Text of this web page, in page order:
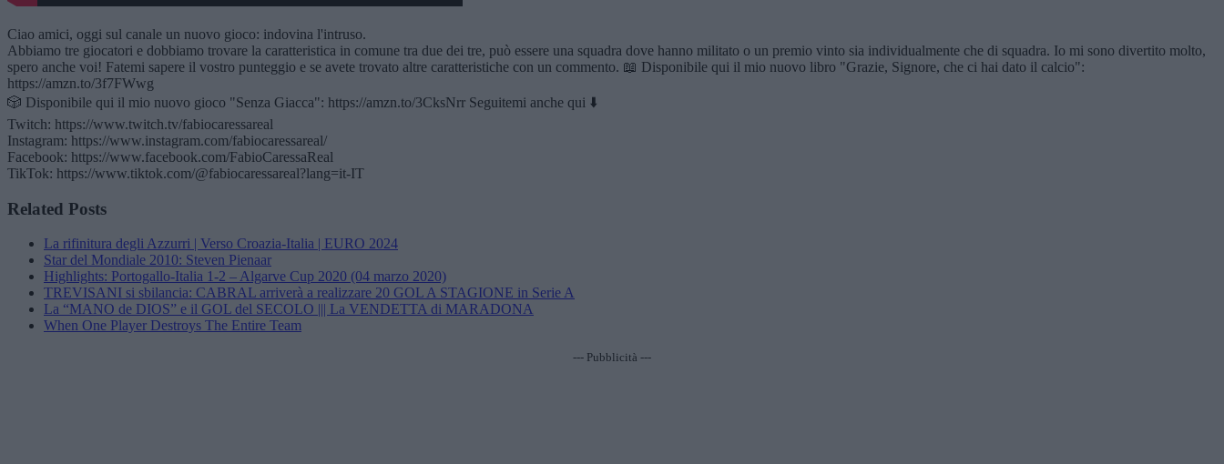
Ciao amici, oggi sul canale un nuovo gioco: indovina l'intruso.
Abbiamo tre giocatori e dobbiamo trovare la caratteristica in comune tra due dei tre, può essere una squadra dove hanno militato o un premio vinto sia individualmente che di squadra. Io mi sono divertito molto,
spero anche voi! Fatemi sapere il vostro punteggio e se avete trovato altre caratteristiche con un commento. 📖 Disponibile qui il mio nuovo libro "Grazie, Signore, che ci hai dato il calcio":
https://amzn.to/3f7FWwg
🎲 Disponibile qui il mio nuovo gioco "Senza Giacca": https://amzn.to/3CksNrr Seguitemi anche qui ⬇️
Twitch: https://www.twitch.tv/fabiocaressareal
Instagram: https://www.instagram.com/fabiocaressareal/
Facebook: https://www.facebook.com/FabioCaressaReal
TikTok: https://www.tiktok.com/@fabiocaressareal?lang=it-IT
Related Posts
La rifinitura degli Azzurri | Verso Croazia-Italia | EURO 2024
Star del Mondiale 2010: Steven Pienaar
Highlights: Portogallo-Italia 1-2 – Algarve Cup 2020 (04 marzo 2020)
TREVISANI si sbilancia: CABRAL arriverà a realizzare 20 GOL A STAGIONE in Serie A
La “MANO de DIOS” e il GOL del SECOLO ||| La VENDETTA di MARADONA
When One Player Destroys The Entire Team
--- Pubblicità ---